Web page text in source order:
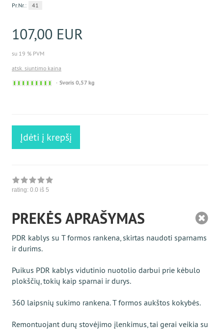
Pr.Nr.: 41
107,00 EUR
su 19 % PVM
atsk. siuntimo kaina
Sofort
Svoris 0,57 kg
Įdėti į krepšį
rating: 0.0 iš 5
PREKĖS APRAŠYMAS
PDR kablys su T formos rankena, skirtas naudoti sparnams
ir durims.
Puikus PDR kablys vidutinio nuotolio darbui prie kėbulo
plokščių, tokių kaip sparnai ir durys.
360 laipsnių sukimo rankena. T formos aukštos kokybės.
Remontuojant durų stovėjimo įlenkimus, tai gerai veikia su